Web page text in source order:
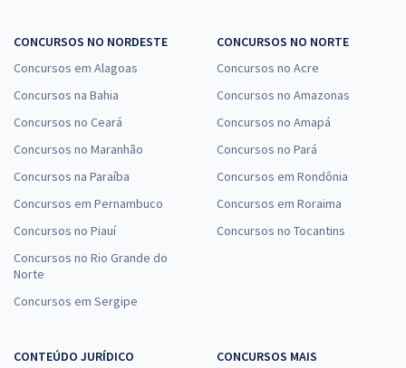
CONCURSOS NO NORDESTE
Concursos em Alagoas
Concursos na Bahia
Concursos no Ceará
Concursos no Maranhão
Concursos na Paraíba
Concursos em Pernambuco
Concursos no Piauí
Concursos no Rio Grande do
Norte
Concursos em Sergipe
CONCURSOS NO NORTE
Concursos no Acre
Concursos no Amazonas
Concursos no Amapá
Concursos no Pará
Concursos em Rondônia
Concursos em Roraima
Concursos no Tocantins
CONTEÚDO JURÍDICO
CONCURSOS MAIS